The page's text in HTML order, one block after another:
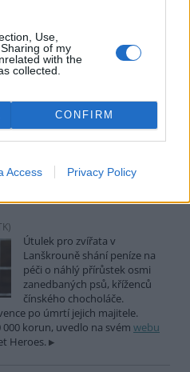
Use,
of my
with the
collected.
CONFIRM
Access Privacy Policy
Seneckého rybníka vzdělávací
stezku, která hravou formou
seznamuje děti i dospělé s
obyvateli lesa. Využívá siluety
Stezka je určena rodinám s dětmi
do přírody. Za 244 000 korun ji
veřejného statku (SVS) města
zeleně a vodního hospodářství
)
Útulek pro zvířata v
Lanškrouně shání peníze na
péči o náhlý přírůstek osmi
zanedbaných psů, kříženců
čínského chocholáče.
po úmrtí jejich majitele.
korun, uvedlo na svém webu
Heroes.